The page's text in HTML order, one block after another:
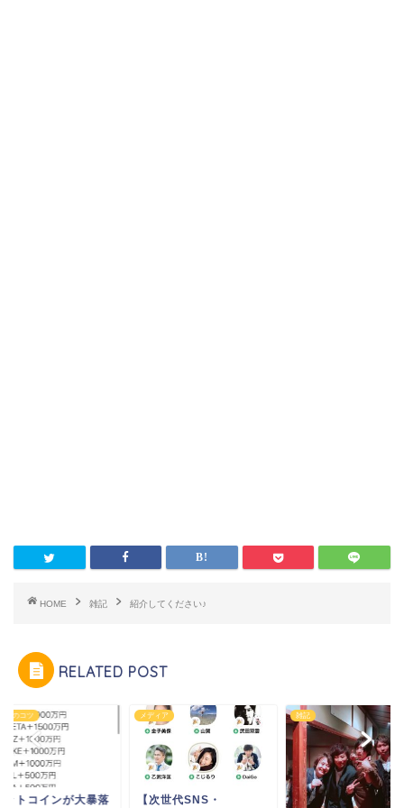
HOME 雑記 紹介してください♪
RELATED POST
スのコツ
ットコインが大暴落
メディア
【次世代SNS・
雑記